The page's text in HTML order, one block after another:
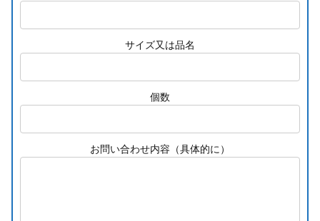
サイズ又は品名
個数
お問い合わせ内容（具体的に）